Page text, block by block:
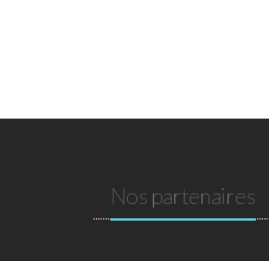
Nos partenaires